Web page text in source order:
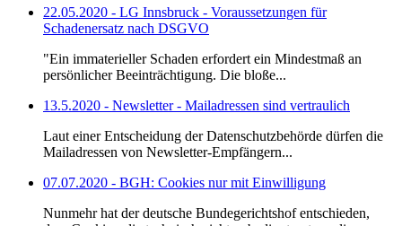
22.05.2020 - LG Innsbruck - Voraussetzungen für
Schadenersatz nach DSGVO
"Ein immaterieller Schaden erfordert ein Mindestmaß an
persönlicher Beeinträchtigung. Die bloße...
13.5.2020 - Newsletter - Mailadressen sind vertraulich
Laut einer Entscheidung der Datenschutzbehörde dürfen die
Mailadressen von Newsletter-Empfängern...
07.07.2020 - BGH: Cookies nur mit Einwilligung
Nunmehr hat der deutsche Bundegerichtshof entschieden,